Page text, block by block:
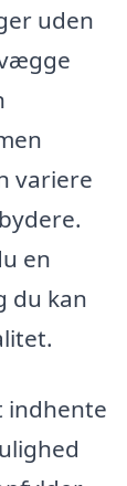
uden
variere
en
du kan
indhente